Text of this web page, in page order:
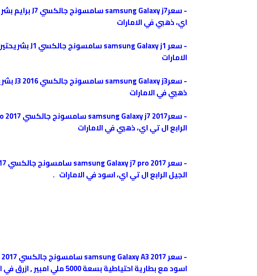
-
اي، ذهبي في الامارات
-
الامارات
-
ذهبي في الامارات
-
الرابع ال تي اي، ذهبي في الامارات
-
الجيل الرابع ال تي اي، اسود في الامارات .
-
اسود مع بطارية احتياطية بسعة 5000 ملي امبير , ازرق في الامارات